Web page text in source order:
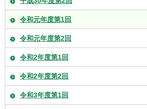
令和元年度第1回
令和元年度第2回
令和2年度第1回
令和2年度第2回
令和3年度第1回